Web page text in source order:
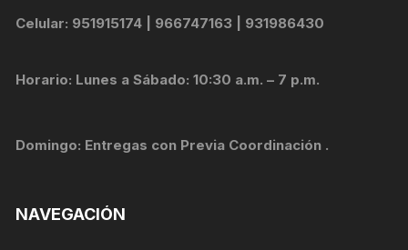
Celular: 951915174 | 966747163 | 931986430
Horario: Lunes a Sábado: 10:30 a.m. – 7 p.m.
Domingo: Entregas con Previa Coordinación .
NAVEGACIÓN